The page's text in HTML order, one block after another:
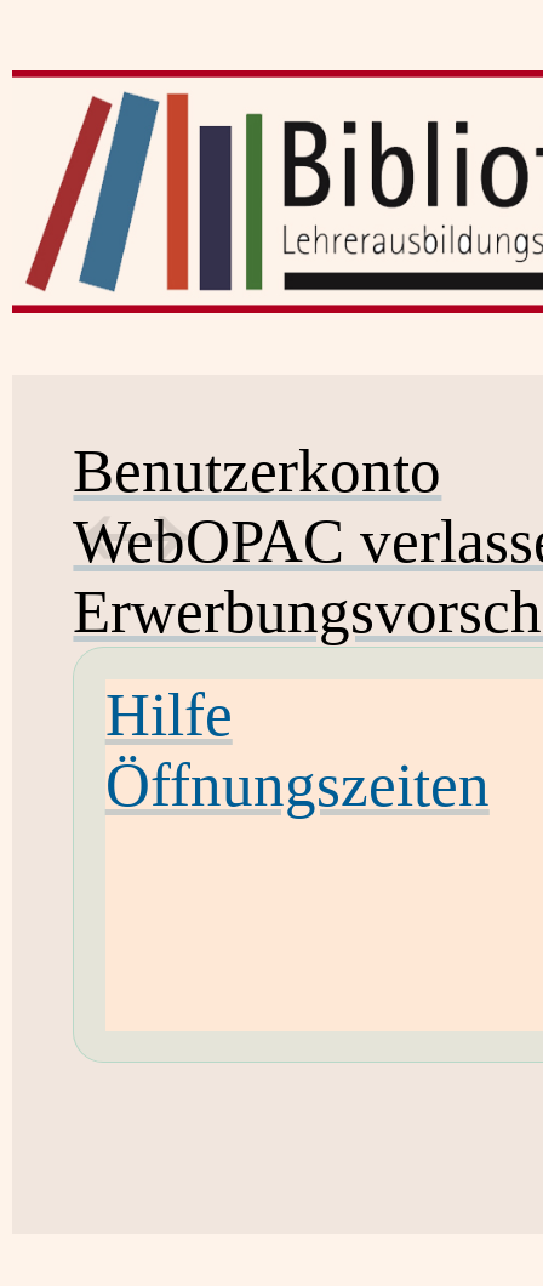
Benutzerkonto
WebOPAC
Hilfe
Öffnungszeiten